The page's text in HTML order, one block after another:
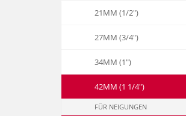
21MM (1/2")
27MM (3/4")
34MM (1")
42MM (1 1/4")
FÜR NEIGUNGEN